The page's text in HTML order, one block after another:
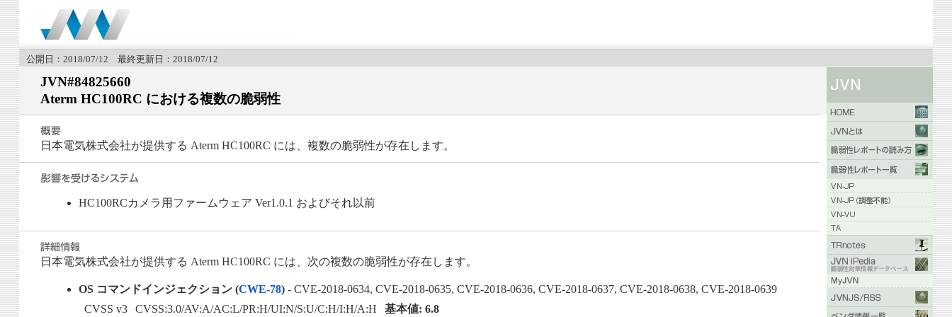
公開日：2018/07/12 最終更新日：2018/07/12
JVN#84825660
Aterm HC100RC における複数の脆弱性
日本電気株式会社が提供する Aterm HC100RC には、複数の脆弱性が存在します。
HC100RCカメラ用ファームウェア Ver1.0.1 およびそれ以前
日本電気株式会社が提供する Aterm HC100RC には、次の複数の脆弱性が存在します。
OS コマンドインジェクション (CWE-78) - CVE-2018-0634, CVE-2018-0635, CVE-2018-0636, CVE-2018-0637, CVE-2018-0638, CVE-2018-0639
CVSS v3
CVSS:3.0/AV:A/AC:L/PR:H/UI:N/S:U/C:H/I:H/A:H 基本値: 6.8